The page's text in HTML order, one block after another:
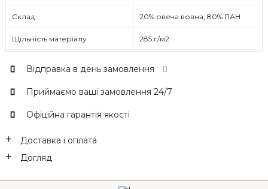
Склад 20% овеча вовна, 80% ПАН
Щільність матеріалу 285 г/м2
Відправка в день замовлення
Приймаємо ваші замовлення 24/7
Офіційна гарантія якості
Доставка і оплата
Догляд